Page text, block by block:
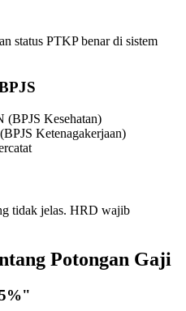
status PTKP benar di sistem
Kesehatan)
Ketenagakerjaan)
tidak jelas. HRD wajib
Potongan Gaji